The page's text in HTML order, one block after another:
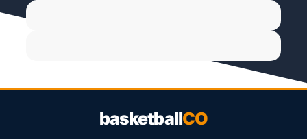
basketballCO